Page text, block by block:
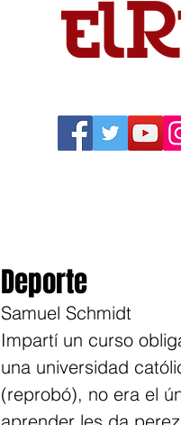
Deporte
Samuel Schmidt
Impartí un curso
una universidad
(reprobó), no era el